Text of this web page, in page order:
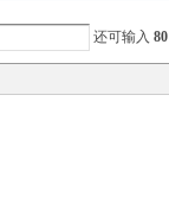
还可输入80